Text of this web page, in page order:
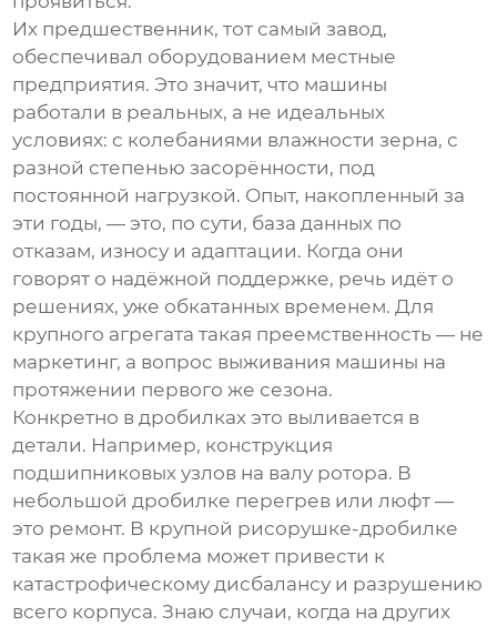
Их предшественник, тот самый завод,
обеспечивал оборудованием местные
предприятия. Это значит, что машины
работали в реальных, а не идеальных
условиях: с колебаниями влажности зерна, с
разной степенью засорённости, под
постоянной нагрузкой. Опыт, накопленный за
эти годы, — это, по сути, база данных по
отказам, износу и адаптации. Когда они
говорят о надёжной поддержке, речь идёт о
решениях, уже обкатанных временем. Для
крупного агрегата такая преемственность — не
маркетинг, а вопрос выживания машины на
протяжении первого же сезона.
Конкретно в дробилках это выливается в
детали. Например, конструкция
подшипниковых узлов на валу ротора. В
небольшой дробилке перегрев или люфт —
это ремонт. В крупной рисорушке-дробилке
такая же проблема может привести к
катастрофическому дисбалансу и разрушению
всего корпуса. Знаю случаи, когда на других